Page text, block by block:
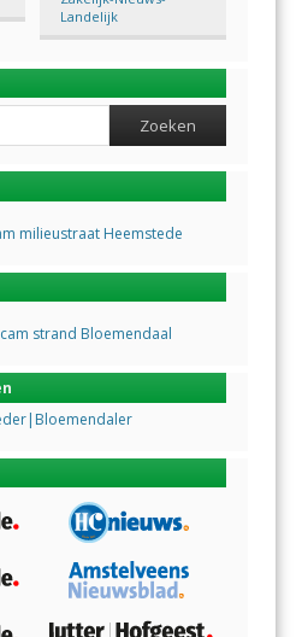
Landelijk
milieustraat Heemstede
strand Bloemendaal